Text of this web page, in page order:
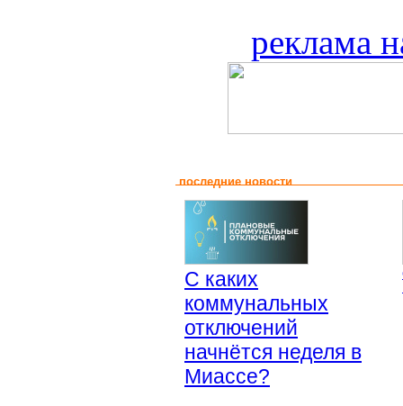
реклама
последние новости
С каких
коммунальных
отключений
начнётся неделя в
Миассе?